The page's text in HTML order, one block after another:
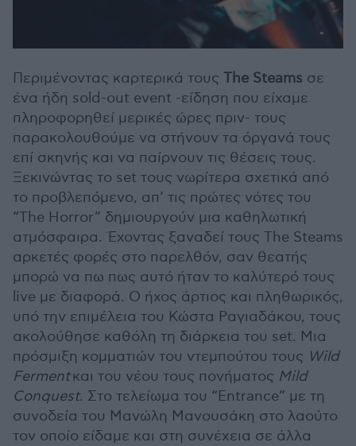
Περιμένοντας καρτερικά τους The Steams σε
ένα ήδη sold-οut event -είδηση που είχαμε
πληροφορηθεί μερικές ώρες πριν- τους
παρακολουθούμε να στήνουν τα όργανά τους
επί σκηνής και να παίρνουν τις θέσεις τους.
Ξεκινώντας το set τους νωρίτερα σχετικά από
το προβλεπόμενο, απ’ τις πρώτες νότες του
“The Horror” δημιουργούν μια καθηλωτική
ατμόσφαιρα. Έχοντας ξαναδεί τους The Steams
αρκετές φορές στο παρελθόν, σαν θεατής
μπορώ να πω πως αυτό ήταν το καλύτερό τους
live με διαφορά. Ο ήχος άρτιος και πληθωρικός,
υπό την επιμέλεια του Κώστα Ραγιαδάκου, τους
ακολούθησε καθόλη τη διάρκεια του set. Μια
πρόσμιξη κομματιών του ντεμπούτου τους Wild
Fermentκαι του νέου τους πονήματος Mild
Conquest. Στο τελείωμα του “Entrance” με τη
συνοδεία του Μανώλη Μανουσάκη στο λαούτο
τον οποίο είδαμε και στη συνέχεια σε άλλα